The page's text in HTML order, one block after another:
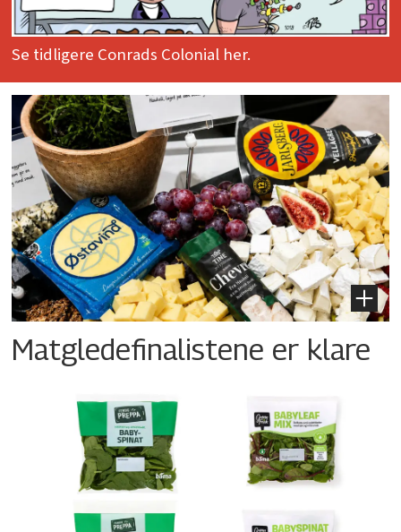
Se tidligere Conrads Colonial her.
Matgledefinalistene er klare